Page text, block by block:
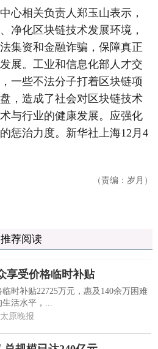
相关负责人郑玉山表示，
净化区块链技术发展环境，
集资和金融诈骗，保障真正
展。工业和信息化部人才交
一些不法分子打着区块链项
，造成了社会对区块链技术
与行业的健康发展。应强化
惩治力度。新华社上海12月4
（责编：岁月）
推荐阅读
享受价格临时补贴
时补贴22725万元，惠及140余万困难
活水平，...
太原晚报